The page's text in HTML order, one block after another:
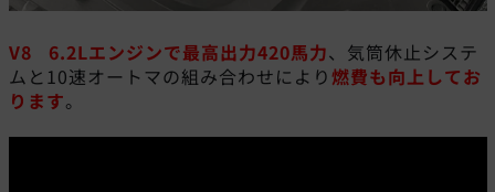
V8 6.2Lエンジンで最高出力420馬力、気筒休止システ
ムと10速オートマの組み合わせにより燃費も向上してお
ります。